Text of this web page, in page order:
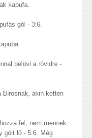
kapufa.
gól - 3:6.
belövi a rövidre -
Birosnak, akin ketten
fel, nem mennek
gólt lő - 5:6. Még